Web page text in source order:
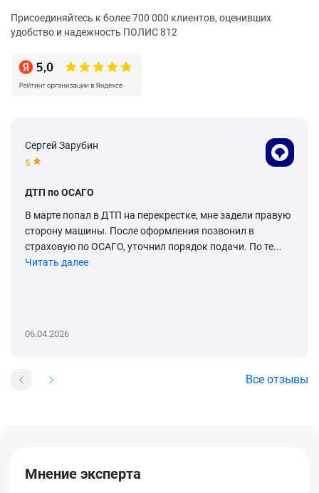
Присоединяйтесь к более 700 000 клиентов, оценивших
удобство и надежность ПОЛИС 812
Сергей Зарубин
5
ДТП по ОСАГО
В марте попал в ДТП на перекрестке, мне задели правую
сторону машины. После оформления позвонил в
страховую по ОСАГО, уточнил порядок подачи. По те...
Читать далее
06.04.2026
Все отзывы
Мнение эксперта